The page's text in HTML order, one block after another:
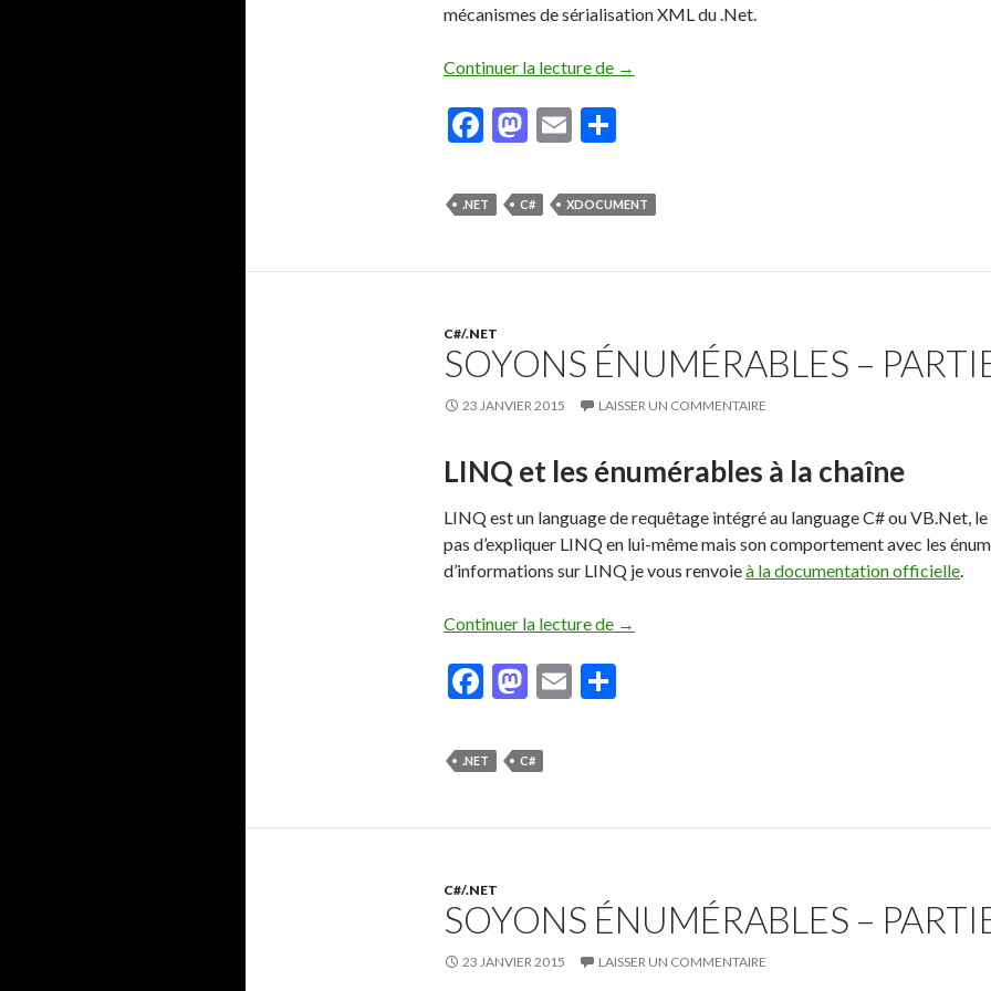
mécanismes de sérialisation XML du .Net.
Continuer la lecture de Transtypage de valeurs avec la sérialisation
→
F
e
b
o
k
M
to
d
o
E
ai
l
ta
g
er
.NET C# XDOCUMENT
C#/.NET
SOYONS ÉNUMÉRABLES –
23 JANVIER 2015 LAISSER UN COMMENTAIRE
LINQ et les énumérables à la chaîne
LINQ est un language de requêtage intégré au language C# ou VB.Net,
pas d’expliquer LINQ en lui-même mais son comportement avec les
d’informations sur LINQ je vous renvoieà la documentation officielle.
Continuer la lecture de Soyons énumérables – Partie 3
→
F
e
b
o
k
M
to
d
o
E
er
.NET C#
C#/.NET
SOYONS ÉNUMÉRABLES –
23 JANVIER 2015 LAISSER UN COMMENTAIRE